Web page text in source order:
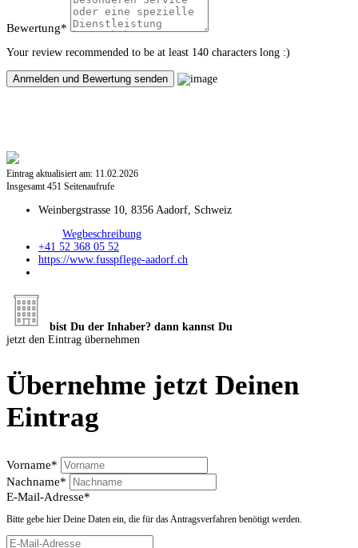
Bewertung*
Your review recommended to be at least 140 characters long :)
Eintrag aktualisiert am: 11.02.2026
Insgesamt451 Seitenaufrufe
Weinbergstrasse 10, 8356 Aadorf, Schweiz
Wegbeschreibung
+41 52 368 05 52
https://www.fusspflege-aadorf.ch
bist Du der Inhaber? dann kannst Du
jetzt den Eintrag übernehmen
Übernehme jetzt Deinen
Eintrag
Vorname*
Nachname*
E-Mail-Adresse*
Bitte gebe hier Deine Daten ein, die für das Antragsverfahren benötigt werden.